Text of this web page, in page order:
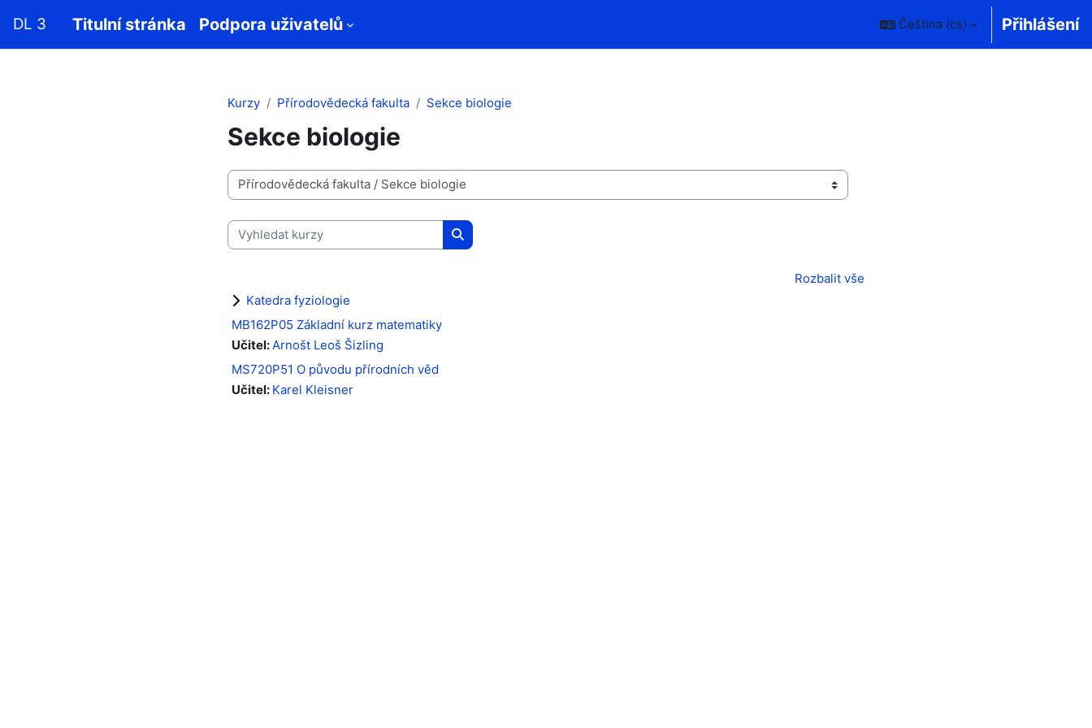
DL 3 Titulní stránka Podpora uživatelů Čeština ‎(cs)‎ Přihlášení
Kurzy Přírodovědecká fakulta Sekce biologie
Sekce biologie
Kategorie kurzů
Vyhledat kurzy
Vyhledat kurzy
Rozbalit vše
Katedra fyziologie
MB162P05 Základní kurz matematiky
Učitel:Arnošt Leoš Šizling
MS720P51 O původu přírodních věd
Učitel: Karel Kleisner